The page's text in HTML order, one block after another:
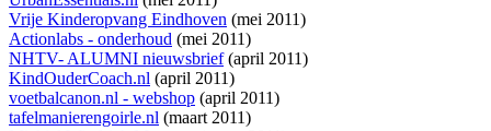
Vrije Kinderopvang Eindhoven (mei 2011)
Actionlabs - onderhoud (mei 2011)
NHTV- ALUMNI nieuwsbrief(april 2011)
KindOuderCoach.nl (april 2011)
voetbalcanon.nl - webshop (april 2011)
tafelmanierengoirle.nl (maart 2011)